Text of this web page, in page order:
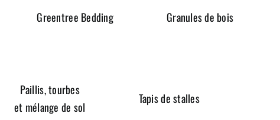
Greentree Bedding Granules de bois
Paillis, tourbes
et mélange de sol
Tapis de stalles